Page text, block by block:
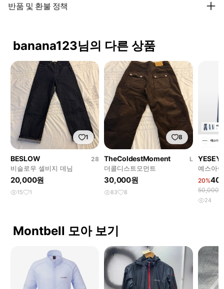
반품 및 환불 정책
banana123님의 다른 상품
1
BESLOW
28
비슬로우 셀비지 데님
20,000원
15 1
8
TheColdestMoment
L
더콜디스트모먼트
30,000원
83 8
예스아
Pants
20%
50,000
24
Montbell 모아 보기